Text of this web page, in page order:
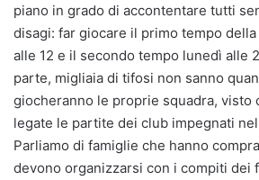
piano in grado di accontentare tutti
disagi: far giocare il primo tempo
alle 12 e il secondo tempo lunedì alle
parte, migliaia di tifosi non sanno
giocheranno le proprie squadra, visto
legate le partite dei club impegnati
Parliamo di famiglie che hanno
devono organizzarsi con i compiti dei